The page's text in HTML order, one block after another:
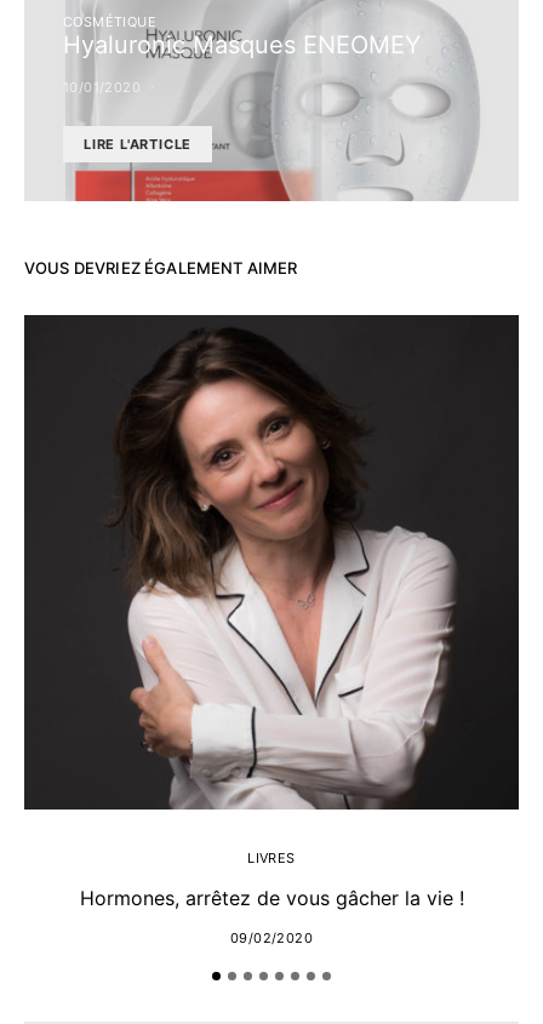
COSMÉTIQUE
Hyaluronic Masques ENEOMEY
10/01/2020
LIRE L'ARTICLE
VOUS DEVRIEZ ÉGALEMENT AIMER
LIVRES
Hormones, arrêtez de vous gâcher la vie !
09/02/2020